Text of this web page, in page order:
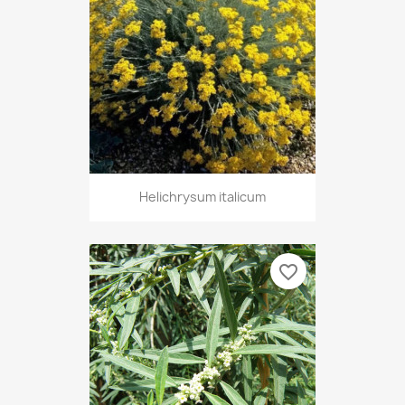
Helichrysum italicum
favorite_border